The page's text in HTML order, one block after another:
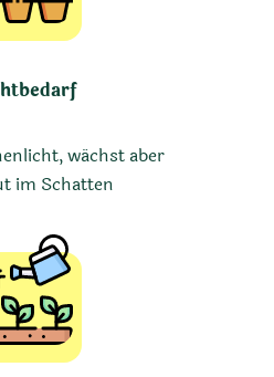
wächst aber
im Schatten